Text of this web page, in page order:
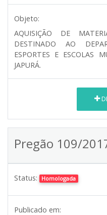
Objeto:
AQUISIÇÃO DE
DESTINADO AO
ESPORTES E ESCOLAS
JAPURÁ.
Pregão 109/
Status: Homologada
Publicado em: